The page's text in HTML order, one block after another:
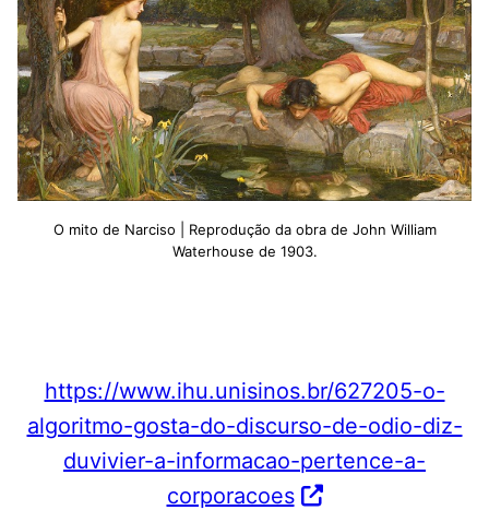
O mito de Narciso | Reprodução da obra de John William
Waterhouse de 1903.
https://www.ihu.unisinos.br/627205-o-
algoritmo-gosta-do-discurso-de-odio-diz-
duvivier-a-informacao-pertence-a-
corporacoes